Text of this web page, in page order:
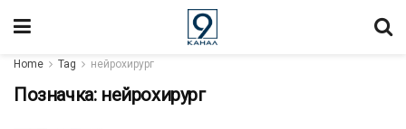
Home Tag нейрохирург
Позначка: нейрохирург